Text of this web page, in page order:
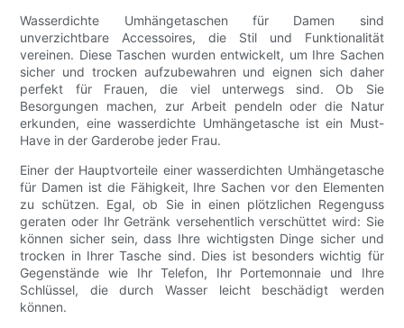
Wasserdichte Umhängetaschen für Damen sind
unverzichtbare Accessoires, die Stil und Funktionalität
vereinen. Diese Taschen wurden entwickelt, um Ihre Sachen
sicher und trocken aufzubewahren und eignen sich daher
perfekt für Frauen, die viel unterwegs sind. Ob Sie
Besorgungen machen, zur Arbeit pendeln oder die Natur
erkunden, eine wasserdichte Umhängetasche ist ein Must-
Have in der Garderobe jeder Frau.
Einer der Hauptvorteile einer wasserdichten Umhängetasche
für Damen ist die Fähigkeit, Ihre Sachen vor den Elementen
zu schützen. Egal, ob Sie in einen plötzlichen Regenguss
geraten oder Ihr Getränk versehentlich verschüttet wird: Sie
können sicher sein, dass Ihre wichtigsten Dinge sicher und
trocken in Ihrer Tasche sind. Dies ist besonders wichtig für
Gegenstände wie Ihr Telefon, Ihr Portemonnaie und Ihre
Schlüssel, die durch Wasser leicht beschädigt werden
können.